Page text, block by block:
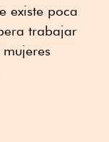
existe poca
trabajar